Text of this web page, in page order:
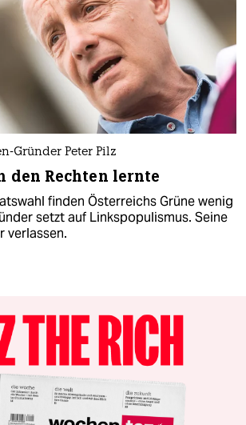
Gründer Peter Pilz
den Rechten lernte
finden Österreichs Grüne wenig
setzt auf Linkspopulismus. Seine
verlassen.